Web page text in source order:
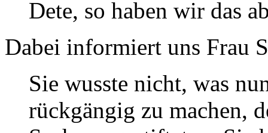
Dete, so haben wir das
Dabei informiert uns Frau
Sie wusste nicht, was
rückgängig zu machen,